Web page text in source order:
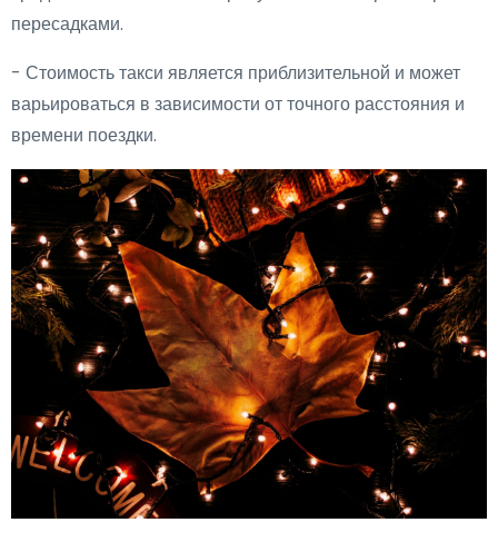
пересадками.
- Стоимость такси является приблизительной и может
варьироваться в зависимости от точного расстояния и
времени поездки.